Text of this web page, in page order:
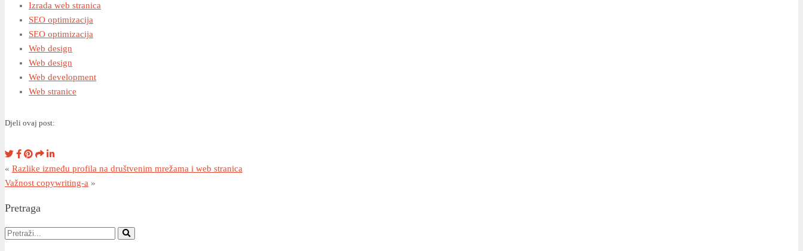
Izrada web stranica
SEO optimizacija
SEO optimizacija
Web design
Web design
Web development
Web stranice
Djeli ovaj post:
« Razlike između profila na društvenim mrežama i web stranica
Važnost copywriting-a »
Pretraga